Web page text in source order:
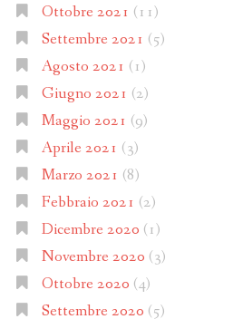
Ottobre 2021 (11)
Settembre 2021 (5)
Agosto 2021 (1)
Giugno 2021 (2)
Maggio 2021 (9)
Aprile 2021 (3)
Marzo 2021 (8)
Febbraio 2021 (2)
Dicembre 2020 (1)
Novembre 2020 (3)
Ottobre 2020 (4)
Settembre 2020 (5)